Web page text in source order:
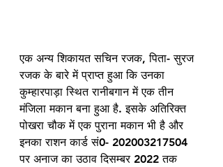
एक अन्य शिकायत सचिन रजक, पिता- सुरज
रजक के बारे में प्राप्त हुआ कि उनका
कुम्हारपाड़ा स्थित रानीबगान में एक तीन
मंजिला मकान बना हुआ है. इसके अतिरिक्त
पोखरा चौक में एक पुराना मकान भी है और
इनका राशन कार्ड सं0- 202003217504
पर अनाज का उठाव दिसम्बर 2022 तक